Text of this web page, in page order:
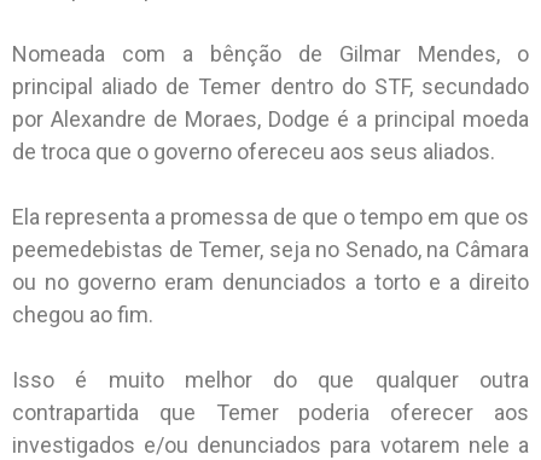
Nomeada com a bênção de Gilmar Mendes, o
principal aliado de Temer dentro do STF, secundado
por Alexandre de Moraes, Dodge é a principal moeda
de troca que o governo ofereceu aos seus aliados.
Ela representa a promessa de que o tempo em que os
peemedebistas de Temer, seja no Senado, na Câmara
ou no governo eram denunciados a torto e a direito
chegou ao fim.
Isso é muito melhor do que qualquer outra
contrapartida que Temer poderia oferecer aos
investigados e/ou denunciados para votarem nele a